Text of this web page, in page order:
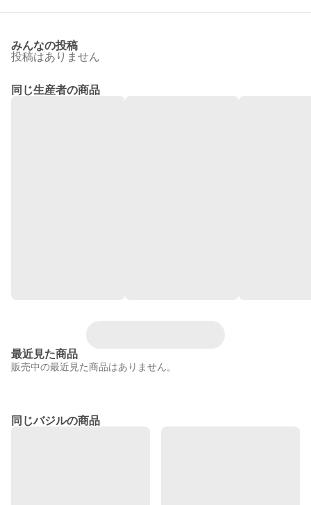
みんなの投稿
投稿はありません
同じ生産者の商品
最近見た商品
販売中の最近見た商品はありません。
同じバジルの商品